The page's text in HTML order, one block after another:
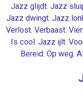
Jazz glijdt. Jazz
Jazz dwingt. Jazz
Verlost. Verbaast.
Is cool. Jazz ijlt.
Bereid. Op weg.